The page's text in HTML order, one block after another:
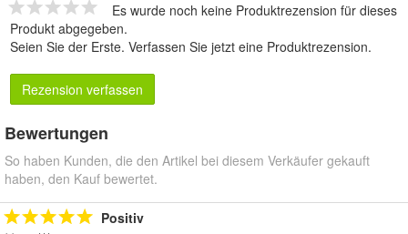
Es wurde noch keine Produktrezension für dieses
Produkt abgegeben.
Seien Sie der Erste. Verfassen Sie jetzt eine Produktrezension.
Rezension verfassen
Bewertungen
So haben Kunden, die den Artikel bei diesem Verkäufer gekauft
haben, den Kauf bewertet.
Positiv